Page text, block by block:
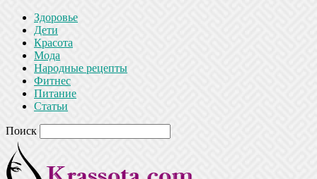
Здоровье
Дети
Красота
Мода
Народные рецепты
Фитнес
Питание
Статьи
Поиск